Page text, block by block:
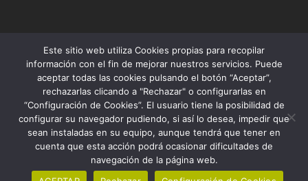
www.fundacioroure.org
T. 93.295.60.13
Contacta
Mapa web
© Fundació Roure 2026
Canal Ético
Este sitio web utiliza Cookies propias para recopilar
información con el fin de mejorar nuestros servicios. Puede
aceptar todas las cookies pulsando el botón “Aceptar”,
rechazarlas clicando a "Rechazar" o configurarlas en
“Configuración de Cookies”. El usuario tiene la posibilidad de
configurar su navegador pudiendo, si así lo desea, impedir que
sean instaladas en su equipo, aunque tendrá que tener en
cuenta que esta acción podrá ocasionar dificultades de
navegación de la página web.